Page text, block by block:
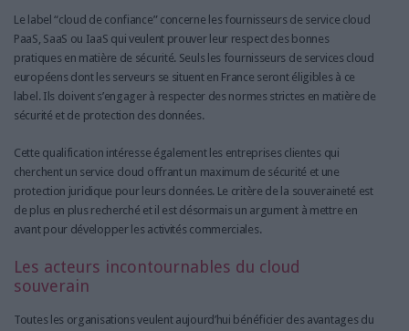
Le label “cloud de confiance” concerne les fournisseurs de service cloud
PaaS, SaaS ou IaaS qui veulent prouver leur respect des bonnes
pratiques en matière de sécurité. Seuls les fournisseurs de services cloud
européens dont les serveurs se situent en France seront éligibles à ce
label. Ils doivent s’engager à respecter des normes strictes en matière de
sécurité et de protection des données.
Cette qualification intéresse également les entreprises clientes qui
cherchent un service cloud offrant un maximum de sécurité et une
protection juridique pour leurs données. Le critère de la souveraineté est
de plus en plus recherché et il est désormais un argument à mettre en
avant pour développer les activités commerciales.
Les acteurs incontournables du cloud
souverain
Toutes les organisations veulent aujourd’hui bénéficier des avantages du